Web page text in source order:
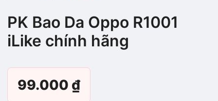
PK Bao Da Oppo R1001
iLike chính hãng
99.000 ₫